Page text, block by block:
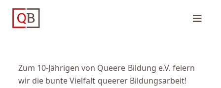
Zum 10-Jährigen von Queere Bildung e.V. feiern
wir die bunte Vielfalt queerer Bildungsarbeit!